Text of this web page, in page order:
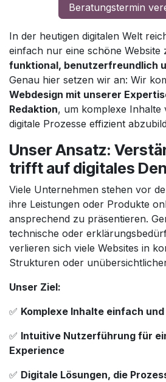
Beratungstermin
In der heutigen digitalen Welt
einfach nur eine schöne Website
funktional, benutzerfreundlich
Genau hier setzen wir an: Wir
Webdesign mit unserer
Redaktion, um komplexe Inhalte
digitale Prozesse effizient
Unser Ansatz:
trifft auf digitales
Viele Unternehmen stehen vor
ihre Leistungen oder Produkte
ansprechend zu präsentieren.
technische oder
verlieren sich viele Websites in
Strukturen oder
Unser Ziel:
✅ Komplexe Inhalte einfach
✅ Intuitive Nutzerführung für
Experience
✅ Digitale Lösungen, die